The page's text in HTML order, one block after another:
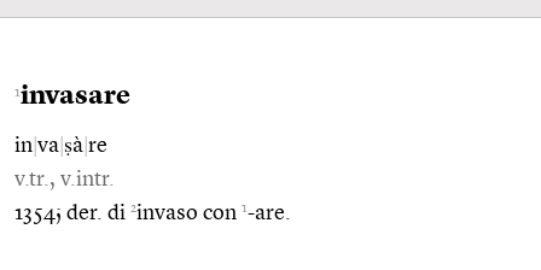
1invasare
in va ṣà re
v.tr., v.intr.
1354; der. di 2invaso con 1-are.